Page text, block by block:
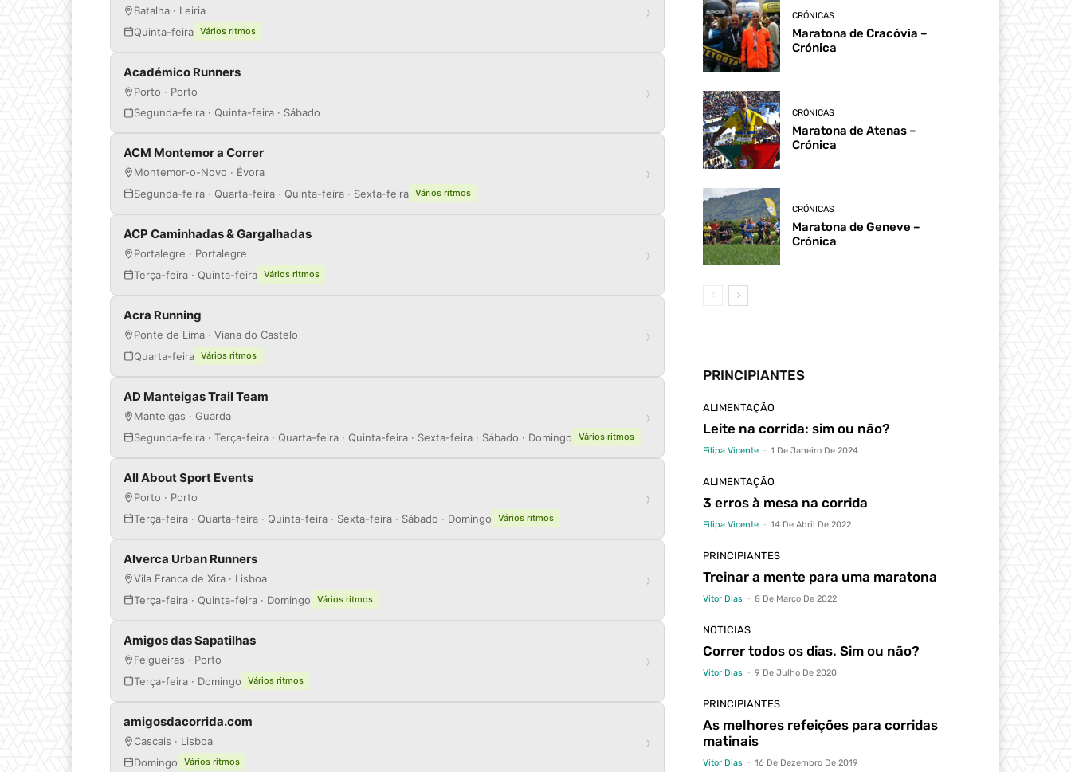
Batalha · Leiria
Quinta-feira Vários ritmos
›
Académico Runners
Porto · Porto
Segunda-feira · Quinta-feira · Sábado
›
ACM Montemor a Correr
Montemor-o-Novo · Évora
Segunda-feira · Quarta-feira · Quinta-feira · Sexta-feira Vários ritmos
›
ACP Caminhadas & Gargalhadas
Portalegre · Portalegre
Terça-feira · Quinta-feira Vários ritmos
›
Acra Running
Ponte de Lima · Viana do Castelo
Quarta-feira Vários ritmos
›
AD Manteigas Trail Team
Manteigas · Guarda
Segunda-feira · Terça-feira · Quarta-feira · Quinta-feira · Sexta-feira · Sábado · Domingo
Vários ritmos
›
All About Sport Events
Porto · Porto
Terça-feira · Quarta-feira · Quinta-feira · Sexta-feira · Sábado · Domingo
Vários ritmos
›
Alverca Urban Runners
Vila Franca de Xira · Lisboa
Terça-feira · Quinta-feira · Domingo
Vários ritmos
›
Amigos das Sapatilhas
Felgueiras · Porto
Terça-feira · Domingo
Vários ritmos
›
amigosdacorrida.com
Cascais · Lisboa
Domingo
Vários ritmos
›
CRÓNICAS
Maratona de Cracóvia –
Crónica
CRÓNICAS
Maratona de Atenas –
Crónica
CRÓNICAS
Maratona de Geneve –
Crónica
PRINCIPIANTES
ALIMENTAÇÃO
Leite na corrida: sim ou não?
Filipa Vicente - 1 De Janeiro De 2024
ALIMENTAÇÃO
3 erros à mesa na corrida
Filipa Vicente - 14 De Abril De 2022
PRINCIPIANTES
Treinar a mente para uma maratona
Vitor Dias - 8 De Março De 2022
NOTICIAS
Correr todos os dias. Sim ou não?
Vitor Dias - 9 De Julho De 2020
PRINCIPIANTES
As melhores refeições para corridas
matinais
Vitor Dias - 16 De Dezembro De 2019